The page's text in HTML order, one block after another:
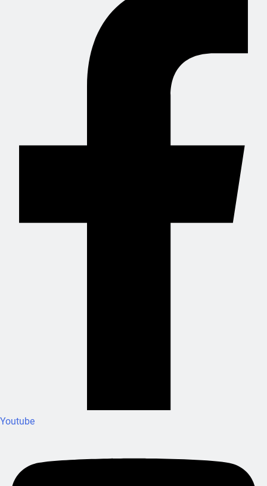
Youtube